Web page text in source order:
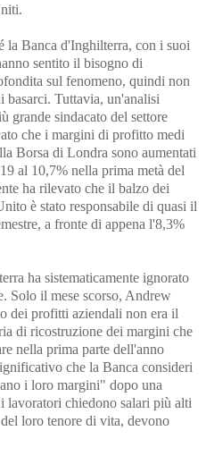
la Banca d'Inghilterra, con i suoi
sentito il bisogno di
sul fenomeno, quindi non
basarci. Tuttavia, un'analisi
grande sindacato del settore
che i margini di profitto medi
Borsa di Londra sono aumentati
al 10,7% nella prima metà del
ha rilevato che il balzo dei
è stato responsabile di quasi il
a fronte di appena l'8,3%
ha sistematicamente ignorato
Solo il mese scorso, Andrew
dei profitti aziendali non era il
di ricostruzione dei margini che
nella prima parte dell'anno
che la Banca consideri
i loro margini" dopo una
lavoratori chiedono salari più alti
loro tenore di vita, devono